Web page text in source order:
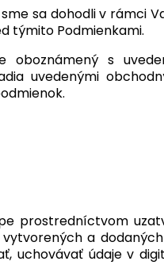
sa dohodli v rámci
týmito Podmienkami.
oboznámený s
uvedenými
prostredníctvom
a
uchovávať údaje v